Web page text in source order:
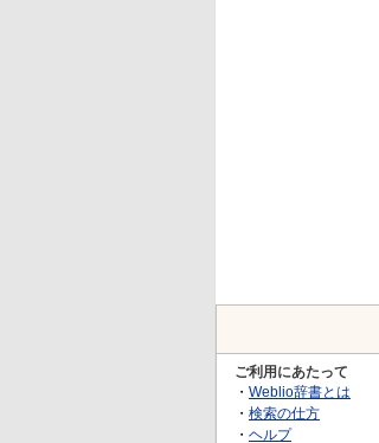
ご利用にあたって
・ Weblio辞書とは
・ 検索の仕方
・ ヘルプ